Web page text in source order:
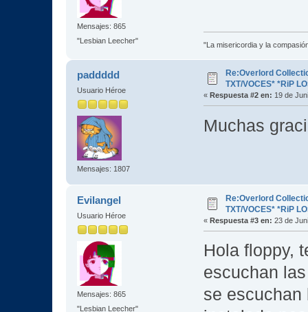
Mensajes: 865
"Lesbian Leecher"
"La misericordia y la
paddddd
Usuario Héroe
Mensajes: 1807
Re:Overlord
TXT/VOCES* *RiP
« Respuesta #2 en: 19 de
Muchas
Evilangel
Usuario Héroe
Mensajes: 865
"Lesbian Leecher"
Re:Overlord
TXT/VOCES* *RiP
« Respuesta #3 en: 23 de
Hola floppy,
escuchan
se escuchan